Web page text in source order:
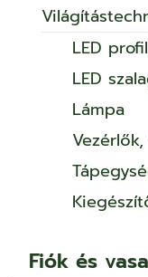
LED profil
LED
Lámpa
Fiók és